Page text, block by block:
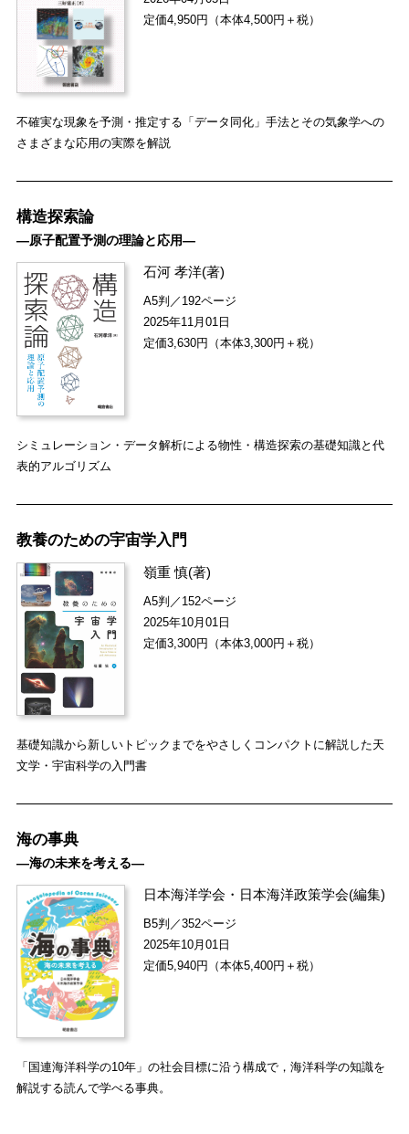
定価4,950円（本体4,500円＋税）
不確実な現象を予測・推定する「データ同化」手法とその気象学への
さまざまな応用の実際を解説
構造探索論
―原子配置予測の理論と応用―
石河 孝洋(著)
A5判／192ページ
2025年11月01日
定価3,630円（本体3,300円＋税）
シミュレーション・データ解析による物性・構造探索の基礎知識と代
表的アルゴリズム
教養のための宇宙学入門
嶺重 慎(著)
A5判／152ページ
2025年10月01日
定価3,300円（本体3,000円＋税）
基礎知識から新しいトピックまでをやさしくコンパクトに解説した天
文学・宇宙科学の入門書
海の事典
―海の未来を考える―
日本海洋学会 ・ 日本海洋政策学会(編集)
B5判／352ページ
2025年10月01日
定価5,940円（本体5,400円＋税）
「国連海洋科学の10年」の社会目標に沿う構成で，海洋科学の知識を
解説する読んで学べる事典。